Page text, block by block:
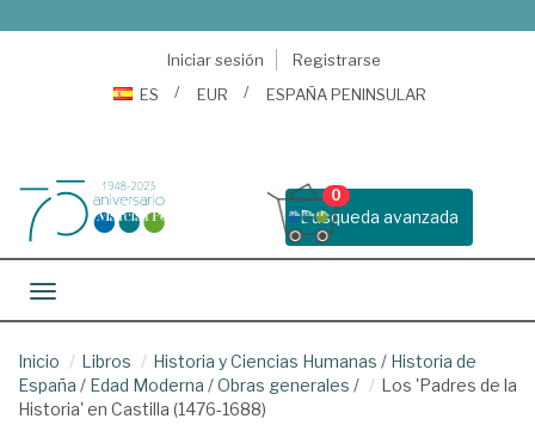
Iniciar sesión
Registrarse
ES
EUR ESPAÑA PENINSULAR
Busqueda avanzada
0
Toggle navigation
Inicio Libros Historia y Ciencias Humanas / Historia de
España / Edad Moderna /Obras generales /
Los 'Padres de la
Historia' en Castilla (1476-1688)